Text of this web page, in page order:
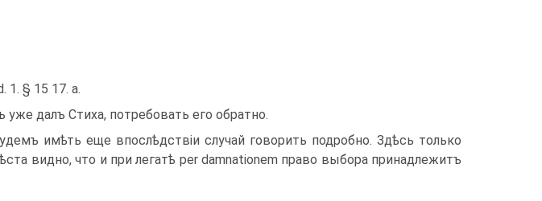
1. § 15 17. a.
далъ Стиха, потребовать его обратно.
имѣть еще впослѣдствіи случай говорить подробно. Здѣсь только
видно, что и при легатѣ per damnationem право выбора принадлежитъ